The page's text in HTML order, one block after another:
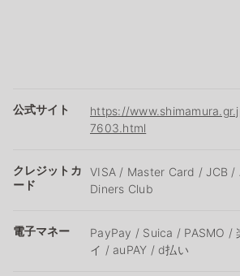
公式サイト
https://
7603.html
クレジットカ
ード
VISA / Master Card / JCB /
Diners Club
電子マネー
PayPay / Suica / PASMO /
イ / auPAY / d払い